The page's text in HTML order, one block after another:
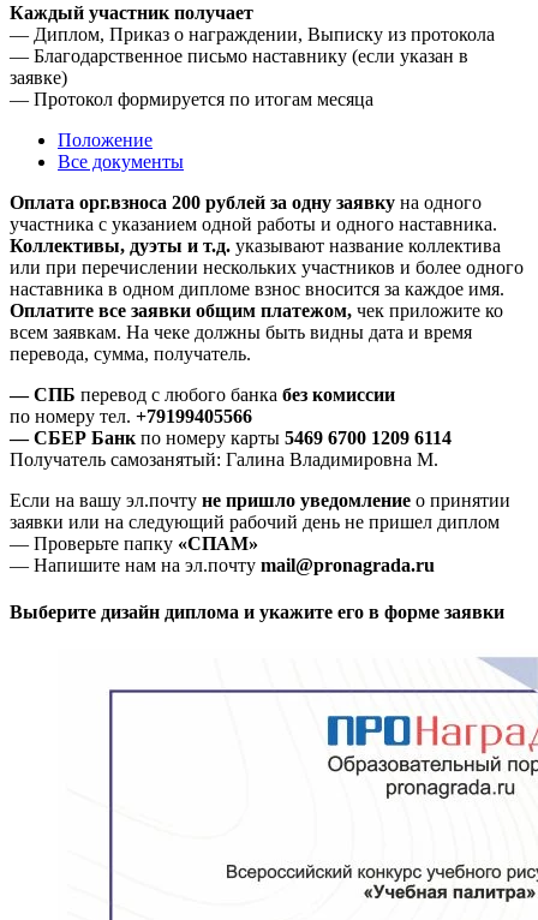
Каждый участник получает
— Диплом, Приказ о награждении, Выписку из протокола
— Благодарственное письмо наставнику (если указан в
заявке)
— Протокол формируется по итогам месяца
Положение
Все документы
Оплата орг.взноса 200 рублей за одну заявку на одного
участника с указанием одной работы и одного наставника.
Коллективы, дуэты и т.д. указывают название коллектива
или при перечислении нескольких участников и более одного
наставника в одном дипломе взнос вносится за каждое имя.
Оплатите все заявки общим платежом, чек приложите ко
всем заявкам. На чеке должны быть видны дата и время
перевода, сумма, получатель.
— СПБ перевод с любого банка без комиссии
по номеру тел. +79199405566
— СБЕР Банк по номеру карты 5469 6700 1209 6114
Получатель самозанятый: Галина Владимировна М.
Если на вашу эл.почту не пришло уведомление о принятии
заявки или на следующий рабочий день не пришел диплом
— Проверьте папку «СПАМ»
— Напишите нам на эл.почту mail@pronagrada.ru
Выберите дизайн диплома и укажите его в форме заявки